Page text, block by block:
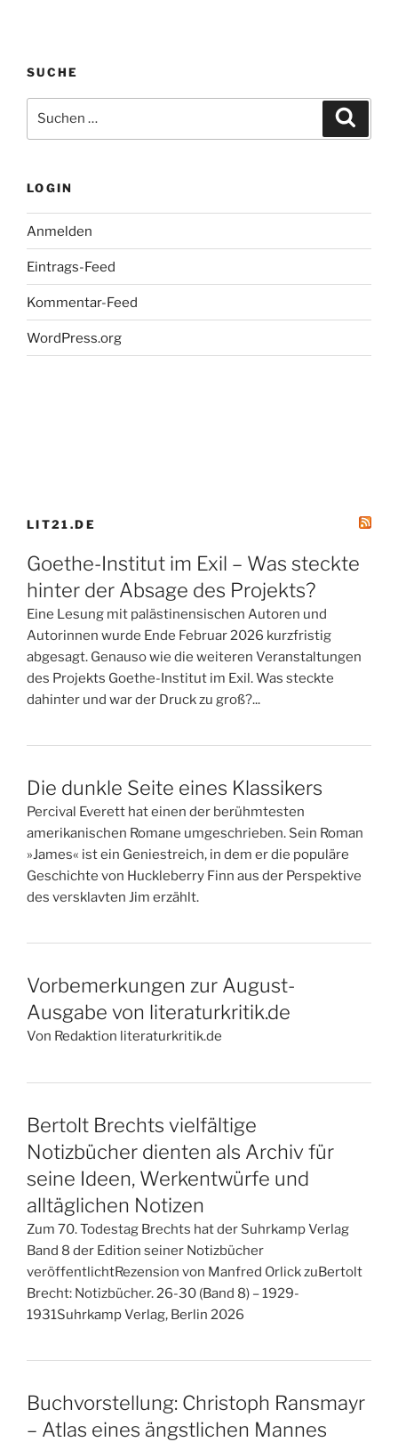
SUCHE
nach:
LOGIN
Anmelden
Eintrags-Feed
Kommentar-Feed
WordPress.org
LIT21.DE
Goethe-Institut im Exil – Was steckte
hinter der Absage des Projekts?
Eine Lesung mit palästinensischen Autoren und
Autorinnen wurde Ende Februar 2026 kurzfristig
abgesagt. Genauso wie die weiteren Veranstaltungen
des Projekts Goethe-Institut im Exil. Was steckte
dahinter und war der Druck zu groß?...
Die dunkle Seite eines Klassikers
Percival Everett hat einen der berühmtesten
amerikanischen Romane umgeschrieben. Sein Roman
»James« ist ein Geniestreich, in dem er die populäre
Geschichte von Huckleberry Finn aus der Perspektive
des versklavten Jim erzählt.
Vorbemerkungen zur August-
Ausgabe von literaturkritik.de
Von Redaktion literaturkritik.de
Bertolt Brechts vielfältige
Notizbücher dienten als Archiv für
seine Ideen, Werkentwürfe und
alltäglichen Notizen
Zum 70. Todestag Brechts hat der Suhrkamp Verlag
Band 8 der Edition seiner Notizbücher
veröffentlichtRezension von Manfred Orlick zuBertolt
Brecht: Notizbücher. 26-30 (Band 8) – 1929-
1931Suhrkamp Verlag, Berlin 2026
Buchvorstellung: Christoph Ransmayr
– Atlas eines ängstlichen Mannes